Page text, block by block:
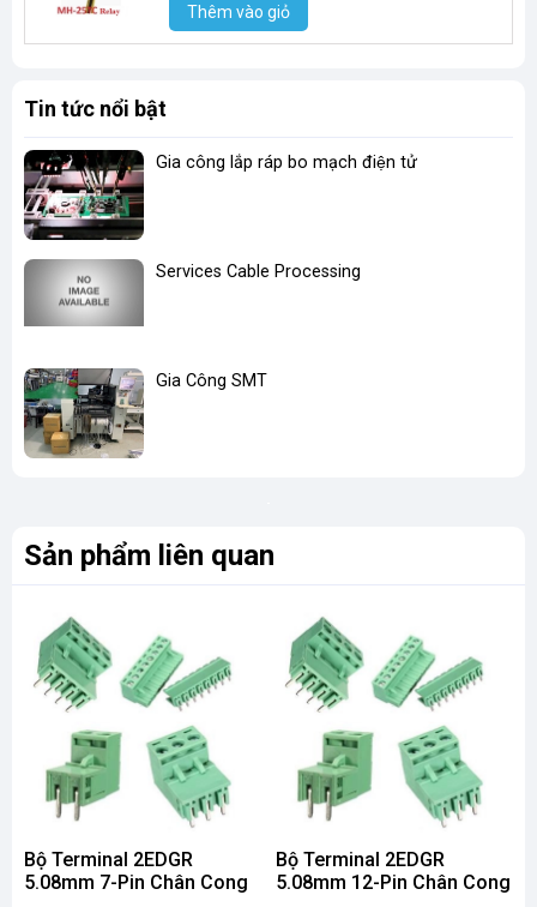
Thêm vào giỏ
Tin tức nổi bật
Gia công lắp ráp bo mạch điện tử
Services Cable Processing
Gia Công SMT
Sản phẩm liên quan
Bộ Terminal 2EDGR
5.08mm 7-Pin Chân Cong
Bộ Terminal 2EDGR
5.08mm 12-Pin Chân Cong